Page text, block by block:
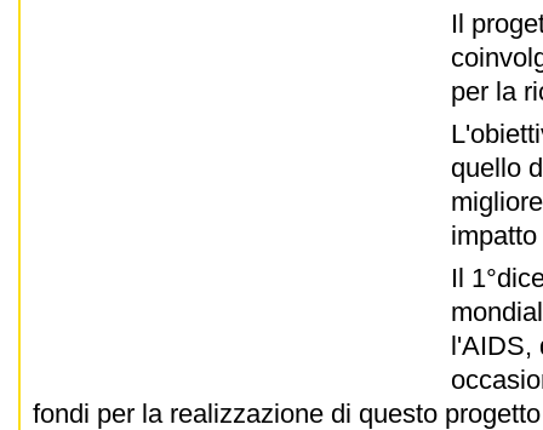
Il
per la
quello
Il
l'AIDS,
fondi per la realizzazione di questo